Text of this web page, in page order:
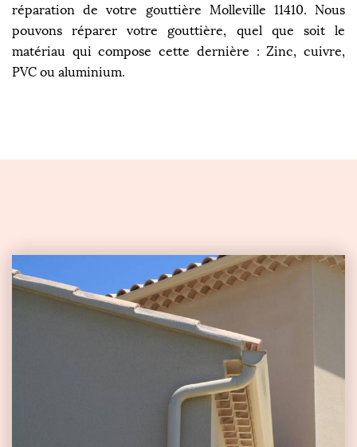
réparation de votre gouttière Molleville 11410. Nous
pouvons réparer votre gouttière, quel que soit le
matériau qui compose cette dernière : Zinc, cuivre,
PVC ou aluminium.